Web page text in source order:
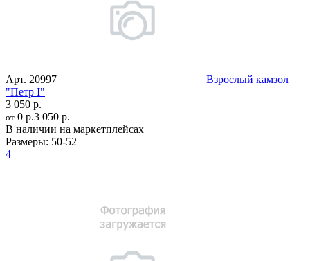
Арт. 20997
Взрослый камзол
"Петр I"
3 050 р.
от 0 р.3 050 р.
В наличии на маркетплейсах
Размеры: 50-52
4